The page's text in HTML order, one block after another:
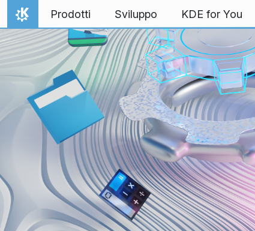
Passa al contenuto
Pagina iniziale
Prodotti Sviluppo KDE for You